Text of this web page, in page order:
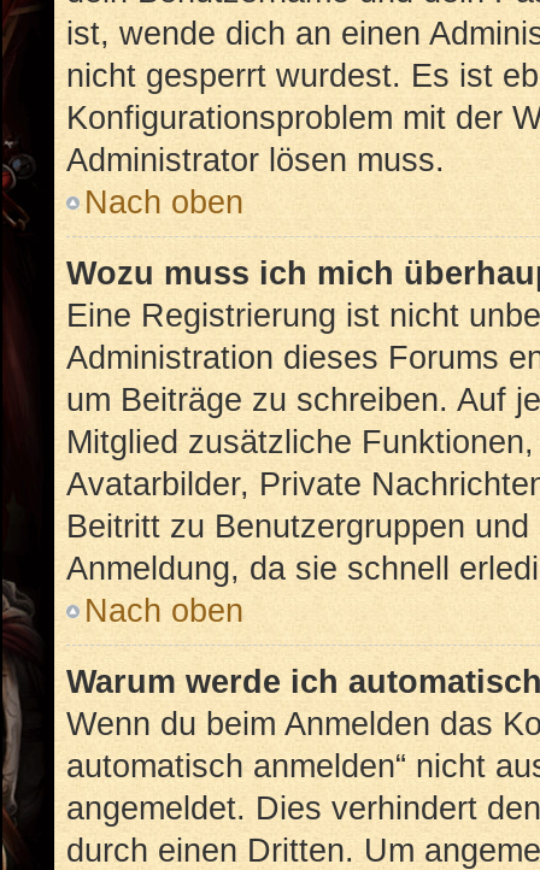
ist, wende dich an einen
nicht gesperrt wurdest. Es ist
Konfigurationsproblem mit der
Administrator lösen muss.
Nach oben
Wozu muss ich mich
Eine Registrierung ist nicht
Administration dieses Forums
um Beiträge zu schreiben. Auf
Mitglied zusätzliche
Avatarbilder, Private
Beitritt zu Benutzergruppen
Anmeldung, da sie schnell
Nach oben
Warum werde ich
Wenn du beim Anmelden das
automatisch anmelden“ nicht
angemeldet. Dies verhindert
durch einen Dritten. Um